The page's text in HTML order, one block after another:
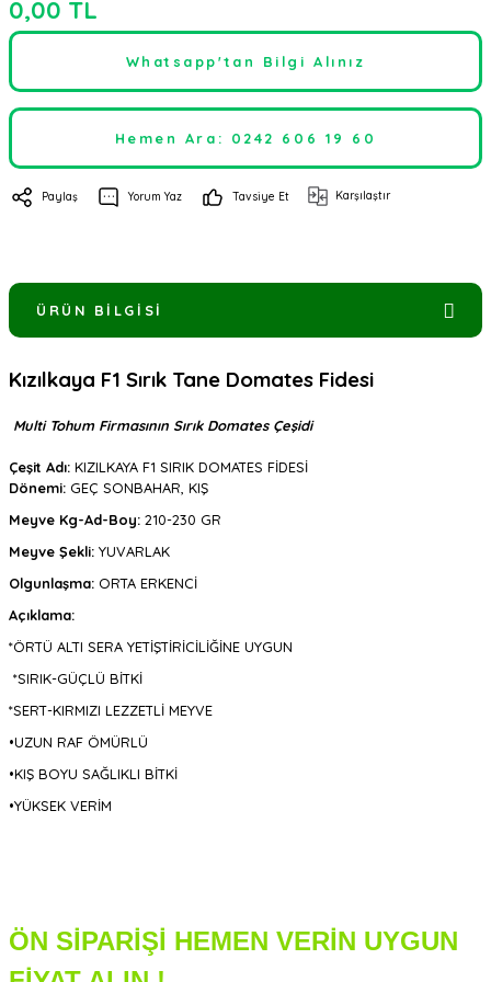
0,00 TL
Whatsapp'tan Bilgi Alınız
Hemen Ara: 0242 606 19 60
Paylaş Yorum Yaz Tavsiye Et Karşılaştır
ÜRÜN BILGISI
Kızılkaya F1 Sırık Tane Domates Fidesi
Multi TohumFirmasının Sırık DomatesÇeşidi
Çeşit Adı: KIZILKAYA F1 SIRIK DOMATES FİDESİ
Dönemi: GEÇ SONBAHAR, KIŞ
Meyve Kg-Ad-Boy: 210-230 GR
Meyve Şekli: YUVARLAK
Olgunlaşma: ORTA ERKENCİ
Açıklama:
*ÖRTÜ ALTI SERA YETİŞTİRİCİLİĞİNE UYGUN
*SIRIK-GÜÇLÜ BİTKİ
*SERT-KIRMIZI LEZZETLİ MEYVE
•UZUN RAF ÖMÜRLÜ
•KIŞ BOYU SAĞLIKLI BİTKİ
•YÜKSEK VERİM
ÖN SİPARİŞİ HEMEN VERİN UYGUN